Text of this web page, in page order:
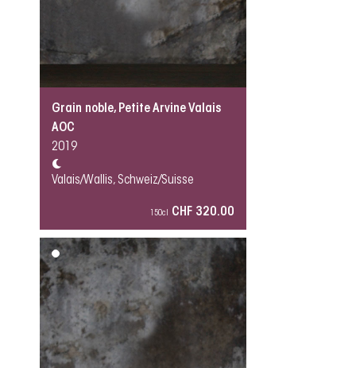
Grain noble, Petite Arvine Valais
AOC
2019
Valais/Wallis, Schweiz/Suisse
150cl CHF 320.00